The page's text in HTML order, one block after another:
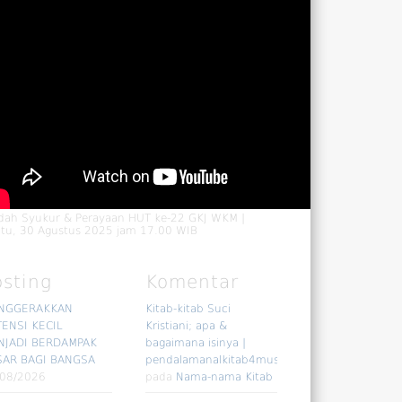
Syukur & Perayaan HUT ke-22 GKJ WKM |
30 Agustus 2025 jam 17.00 WIB
KECIL
BERDAMPAK
BAGI BANGSA
2026
Komentar
Kitab-kitab Suci
Kristiani; apa &
bagaimana isinya |
pendalamanalkitab4muslim
pada Nama-nama Kitab